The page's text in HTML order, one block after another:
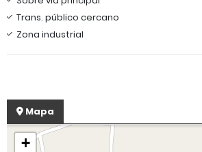
Trans. público cercano
Zona industrial
Mapa
+